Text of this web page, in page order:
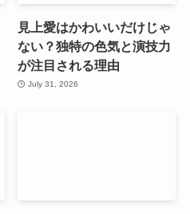
見上愛はかわいいだけじゃ
ない？独特の色気と演技力
が注目される理由
July 31, 2026